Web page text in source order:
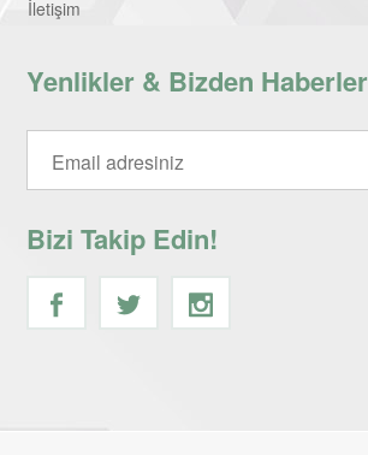
İletişim
Yenlikler & Bizden Haberler
Bizi Takip Edin!